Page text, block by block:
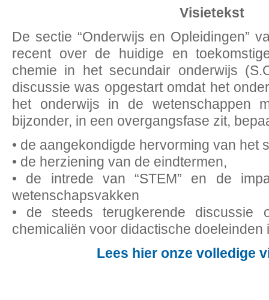
Visietekst
De sectie “Onderwijs en Opleidingen”
recent over de huidige en
chemie in het secundair onderwijs
discussie was opgestart omdat het
het onderwijs in de wetenschappen
bijzonder, in een overgangsfase zit,
• de aangekondigde hervorming van het
• de herziening van de eindtermen,
• de intrede van “STEM” en de
wetenschapsvakken
• de steeds terugkerende discussie
chemicaliën voor didactische doeleinden
Lees hier onze volledige